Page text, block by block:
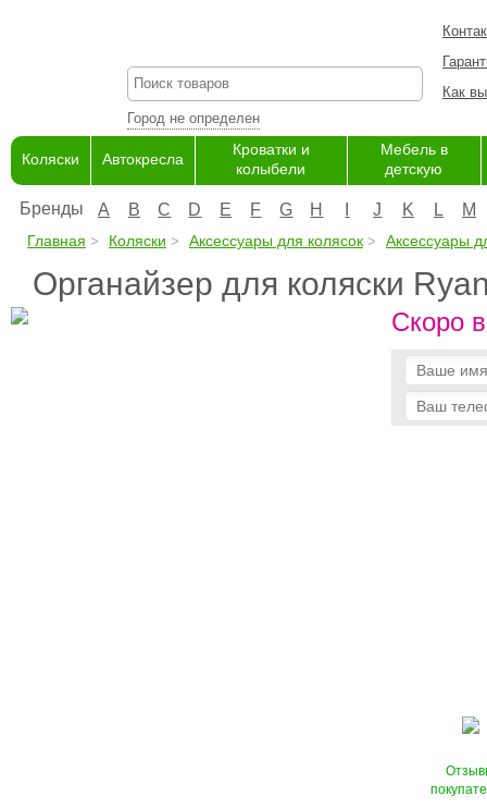
Город не определен
Как
Коляски Автокресла
Кроватки и
колыбели
Мебель в
детскую
Бренды A B C D E F G H J K L M
Главная Коляски Аксессуары для колясок Аксессуары
Органайзер для коляски
Скоро